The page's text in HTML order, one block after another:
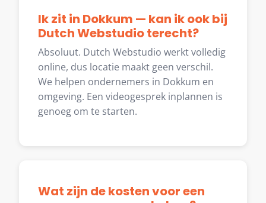
Ik zit in Dokkum — kan ik ook bij
Dutch Webstudio terecht?
Absoluut. Dutch Webstudio werkt volledig
online, dus locatie maakt geen verschil.
We helpen ondernemers in Dokkum en
omgeving. Een videogesprek inplannen is
genoeg om te starten.
Wat zijn de kosten voor een